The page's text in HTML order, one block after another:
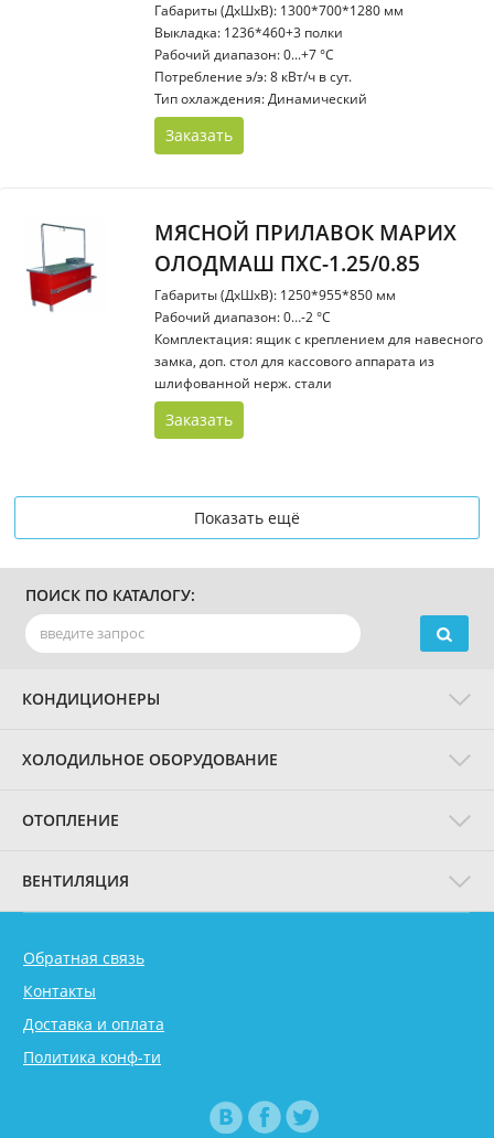
Габариты (ДхШхВ): 1300*700*1280 мм
Выкладка: 1236*460+3 полки
Рабочий диапазон: 0...+7 °С
Потребление э/э: 8 кВт/ч в сут.
Тип охлаждения: Динамический
Заказать
МЯСНОЙ ПРИЛАВОК МАРИХ
ОЛОДМАШ ПХС-1.25/0.85
Габариты (ДхШхВ): 1250*955*850 мм
Рабочий диапазон: 0…-2 °С
Комплектация: ящик с креплением для навесного
замка, доп. стол для кассового аппарата из
шлифованной нерж. стали
Заказать
Показать ещё
ПОИСК ПО КАТАЛОГУ:
КОНДИЦИОНЕРЫ
ХОЛОДИЛЬНОЕ ОБОРУДОВАНИЕ
ОТОПЛЕНИЕ
ВЕНТИЛЯЦИЯ
Обратная связь
Контакты
Доставка и оплата
Политика конф-ти